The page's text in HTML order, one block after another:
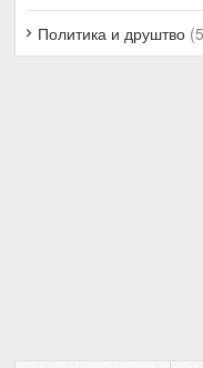
Политика и друштво